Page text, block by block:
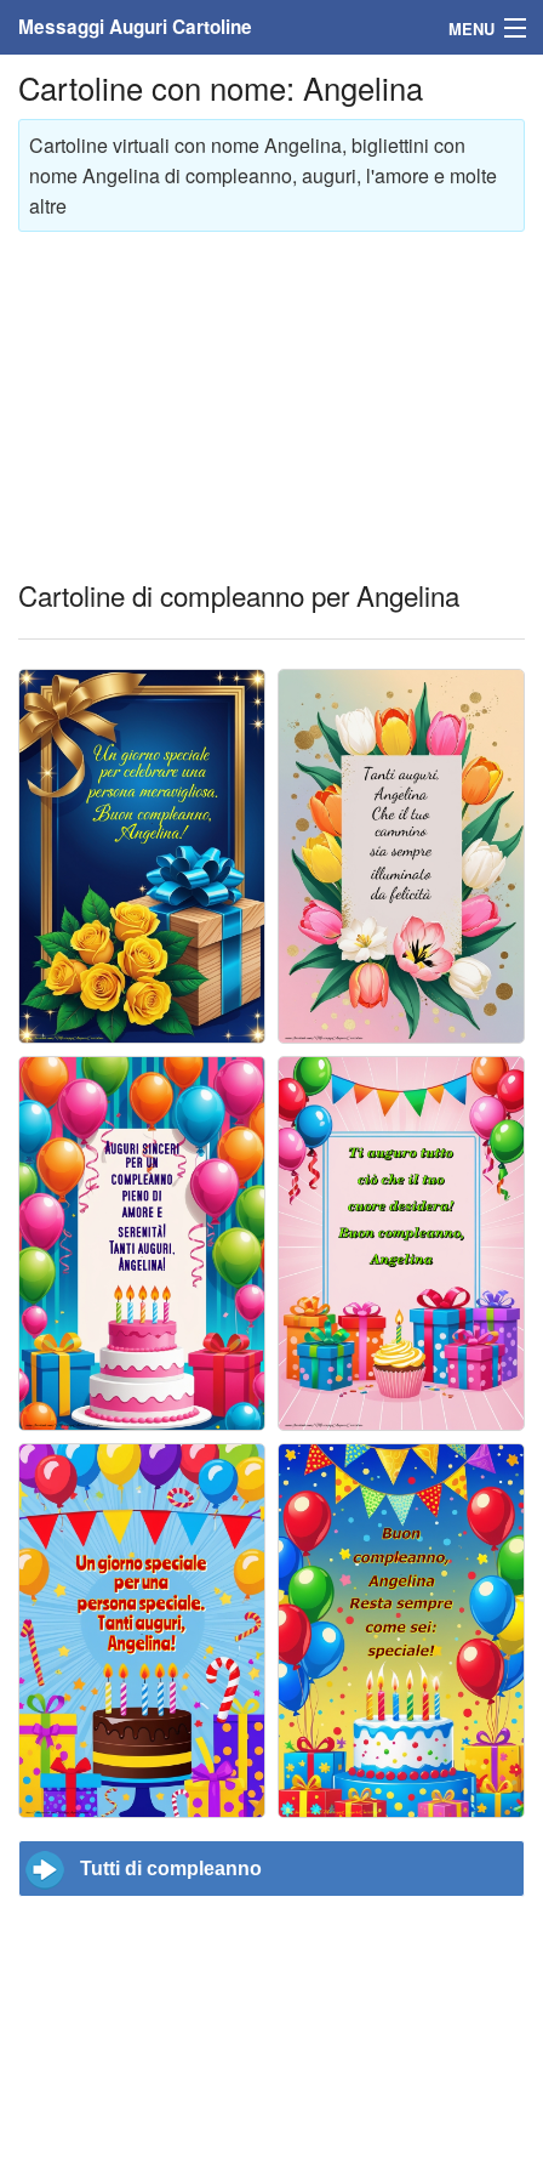
Messaggi Auguri Cartoline MENU
Home
Messaggi
Cartoline
Cartoline musicali
Cartoline animate
Accedi
Cartoline con nome: Angelina
Cartoline virtuali con nome Angelina, bigliettini con
nome Angelina di compleanno, auguri, l'amore e molte
altre
Cartoline di compleanno per Angelina
Tutti di compleanno